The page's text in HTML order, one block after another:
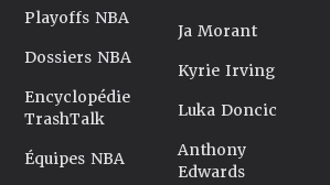
Playoffs NBA
Dossiers NBA
Encyclopédie
TrashTalk
Équipes NBA
Ja Morant
Kyrie Irving
Luka Doncic
Anthony
Edwards